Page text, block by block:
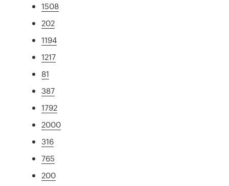
1508
202
1194
1217
81
387
1792
2000
316
765
200